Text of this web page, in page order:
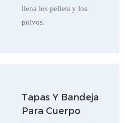
llena los pellets y los
polvos.
Tapas Y Bandeja
Para Cuerpo